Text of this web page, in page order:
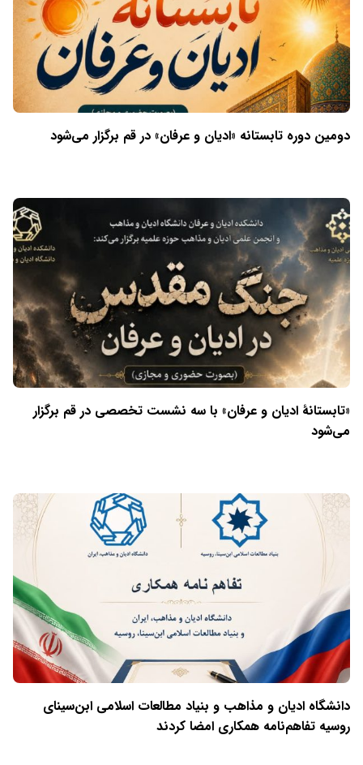
دومین دوره تابستانه «ادیان و عرفان» در قم برگزار می‌شود
«تابستانهٔ ادیان و عرفان» با سه نشست تخصصی در قم برگزار
می‌شود
دانشگاه ادیان و مذاهب و بنیاد مطالعات اسلامی ابن‌سینای
روسیه تفاهم‌نامه همکاری امضا کردند